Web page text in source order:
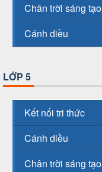
Chân trời sáng tạo
Cánh diều
LỚP 5
Kết nối tri thức
Cánh diều
Chân trời sáng tạo